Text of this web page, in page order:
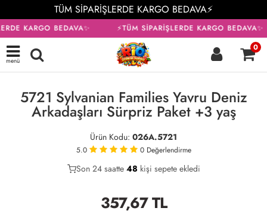
TÜM SİPARİŞLERDE KARGO BEDAVA⚡
KARGO BEDAVA✨ ⚡TÜM SİPARİŞLERDE KARGO BEDAVA✨
menü
0
5721 Sylvanian Families Yavru Deniz
Arkadaşları Sürpriz Paket +3 yaş
Ürün Kodu: 026A.5721
5.0 0 Değerlendirme
23
Son 24 saatte 48 kişi sepete ekledi
9
357,67TL